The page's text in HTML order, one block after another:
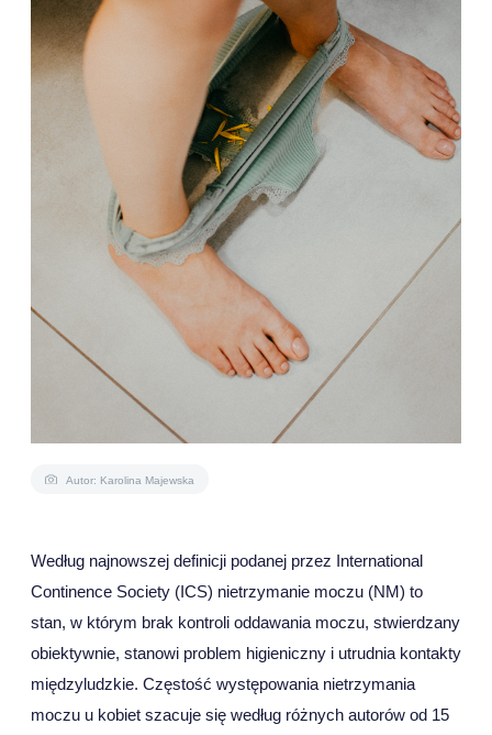
Autor: Karolina Majewska
Według najnowszej definicji podanej przez International
Continence Society (ICS) nietrzymanie moczu (NM) to
stan, w którym brak kontroli oddawania moczu, stwierdzany
obiektywnie, stanowi problem higieniczny i utrudnia kontakty
międzyludzkie. Częstość występowania nietrzymania
moczu u kobiet szacuje się według różnych autorów od 15